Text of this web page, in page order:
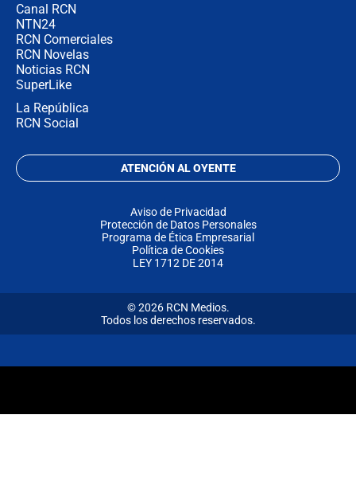
Canal RCN
NTN24
RCN Comerciales
RCN Novelas
Noticias RCN
SuperLike
La República
RCN Social
ATENCIÓN AL OYENTE
Aviso de Privacidad
Protección de Datos Personales
Programa de Ética Empresarial
Política de Cookies
LEY 1712 DE 2014
© 2026 RCN Medios.
Todos los derechos reservados.